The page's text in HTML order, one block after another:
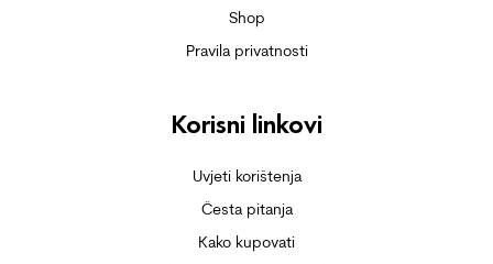
Shop
Pravila privatnosti
Korisni linkovi
Uvjeti korištenja
Česta pitanja
Kako kupovati